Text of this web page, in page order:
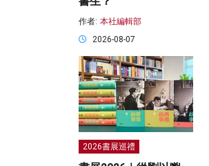
作者: 本社編輯部
2026-08-07
2026書展巡禮